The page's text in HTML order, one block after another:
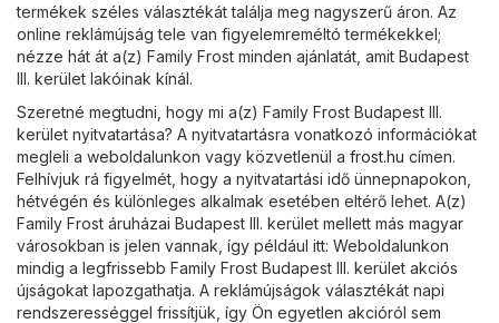
termékek széles választékát találja meg nagyszerű áron. Az
online reklámújság tele van figyelemreméltó termékekkel;
nézze hát át a(z) Family Frost minden ajánlatát, amit Budapest
III. kerület lakóinak kínál.
Szeretné megtudni, hogy mi a(z) Family Frost Budapest III.
kerület nyitvatartása? A nyitvatartásra vonatkozó információkat
megleli a weboldalunkon vagy közvetlenül a frost.hu címen.
Felhívjuk rá figyelmét, hogy a nyitvatartási idő ünnepnapokon,
hétvégén és különleges alkalmak esetében eltérő lehet. A(z)
Family Frost áruházai Budapest III. kerület mellett más magyar
városokban is jelen vannak, így például itt: Weboldalunkon
mindig a legfrissebb Family Frost Budapest III. kerület akciós
újságokat lapozgathatja. A reklámújságok választékát napi
rendszerességgel frissítjük, így Ön egyetlen akcióról sem